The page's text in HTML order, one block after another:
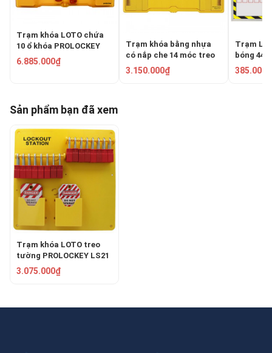
Trạm khóa LOTO chứa
10 ổ khóa PROLOCKEY
LG02
6.885.000₫
Trạm khóa bằng nhựa
có nắp che 14 móc treo
Master Lock 1483B
3.150.000₫
Trạm
bóng 44
385.000₫
Sản phẩm bạn đã xem
Trạm khóa LOTO treo
tường PROLOCKEY LS21
3.075.000₫